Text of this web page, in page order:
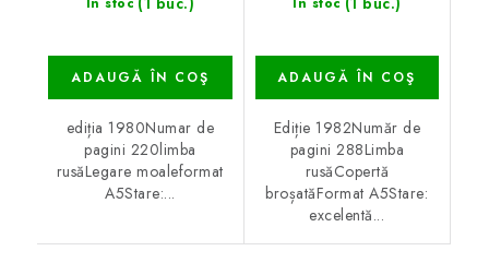
ADAUGĂ ÎN COŞ
ediția 1980Numar de
pagini 220limba
rusăLegare moaleformat
A5Stare:...
ADAUGĂ ÎN COŞ
Ediție 1982Număr de
pagini 288Limba
rusăCopertă
broșatăFormat A5Stare:
excelentă...